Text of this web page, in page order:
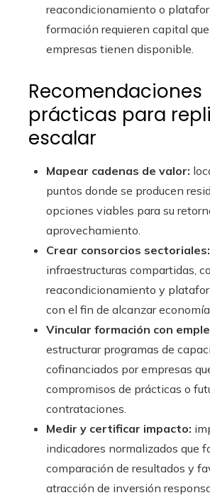
reacondicionamiento o
formación requieren capital
empresas tienen disponible.
Recomendaciones
prácticas para
escalar
Mapear cadenas de valor:
puntos donde se producen
opciones viables para su
aprovechamiento.
Crear consorcios sectoriales:
infraestructuras compartidas,
reacondicionamiento y
con el fin de alcanzar
Vincular formación con
estructurar programas de
cofinanciados por empresas
compromisos de prácticas o
contrataciones.
Medir y certificar impacto:
indicadores normalizados que
comparación de resultados y
atracción de inversión